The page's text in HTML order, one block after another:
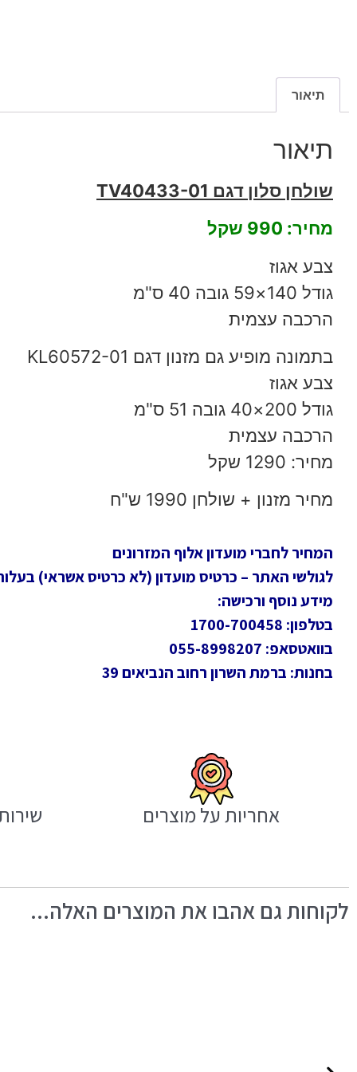
תיאור
תיאור
שולחן סלון דגם TV40433-01
מחיר: 990 שקל
צבע אגוז
גודל 140×59 גובה 40 ס"מ
הרכבה עצמית
בתמונה מופיע גם מזנון דגם KL60572-01
צבע אגוז
גודל 200×40 גובה 51 ס"מ
הרכבה עצמית
מחיר: 1290 שקל
מחיר מזנון + שולחן 1990 ש"ח
המחיר לחברי מועדון אלוף המזרונים
לגולשי האתר – כרטיס מועדון (לא כרטיס אשראי) בעלות
מידע נוסף ורכישה:
בטלפון: 1700-700458
בוואטסאפ: 055-8998207
בחנות: ברמת השרון רחוב הנביאים 39
אחריות על מוצרים
לקוחות גם אהבו את המוצרים האלה...